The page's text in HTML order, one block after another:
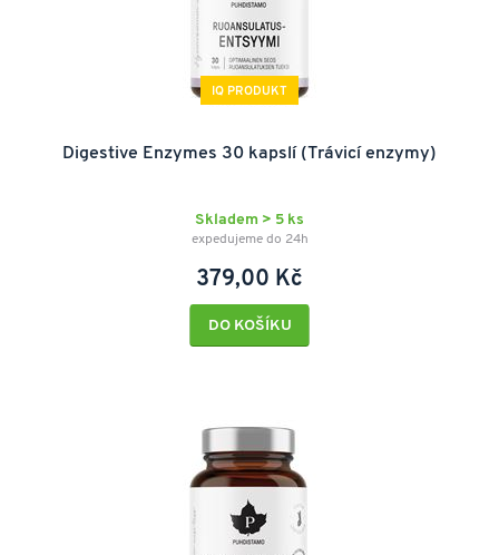
IQ PRODUKT
Digestive Enzymes 30 kapslí (Trávicí enzymy)
Skladem > 5 ks
expedujeme do 24h
379,00 Kč
DO KOŠÍKU